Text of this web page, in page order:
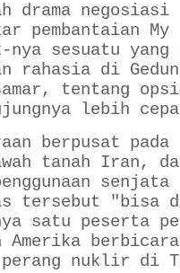
drama
pembantaian
nya sesuatu yang
rahasia di
tentang
lebih
berpusat
tanah Iran,
"bisa
satu peserta
Amerika
perang nuklir di